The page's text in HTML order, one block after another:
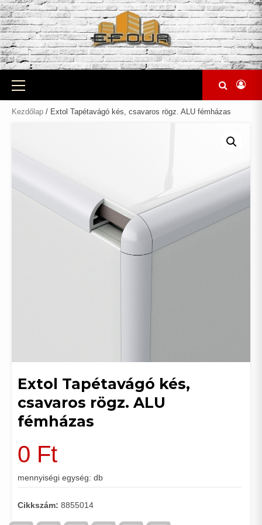
Skip
to
content
Primary
Menu
Kezdőlap / Extol Tapétavágó kés, csavaros rögz. ALU fémházas
Extol Tapétavágó kés,
csavaros rögz. ALU
fémházas
0 Ft
mennyiségi egység: db
Cikkszám: 8855014